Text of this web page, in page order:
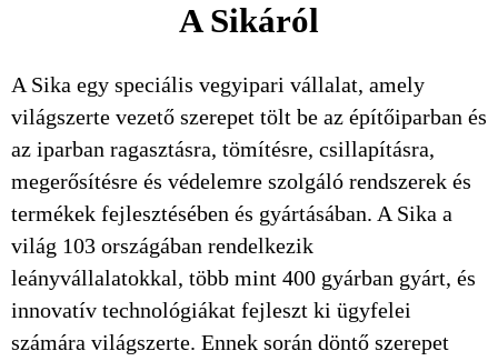
A Sikáról
A Sika egy speciális vegyipari vállalat, amely
világszerte vezető szerepet tölt be az építőiparban és
az iparban ragasztásra, tömítésre, csillapításra,
megerősítésre és védelemre szolgáló rendszerek és
termékek fejlesztésében és gyártásában. A Sika a
világ 103 országában rendelkezik
leányvállalatokkal, több mint 400 gyárban gyárt, és
innovatív technológiákat fejleszt ki ügyfelei
számára világszerte. Ennek során döntő szerepet